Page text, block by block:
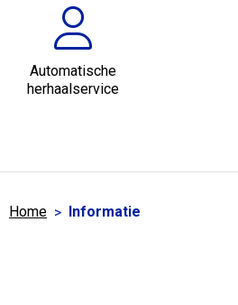
Automatische
herhaalservice
Home Informatie